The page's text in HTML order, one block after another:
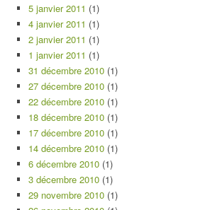
5 janvier 2011 (1)
4 janvier 2011 (1)
2 janvier 2011 (1)
1 janvier 2011 (1)
31 décembre 2010 (1)
27 décembre 2010 (1)
22 décembre 2010 (1)
18 décembre 2010 (1)
17 décembre 2010 (1)
14 décembre 2010 (1)
6 décembre 2010 (1)
3 décembre 2010 (1)
29 novembre 2010 (1)